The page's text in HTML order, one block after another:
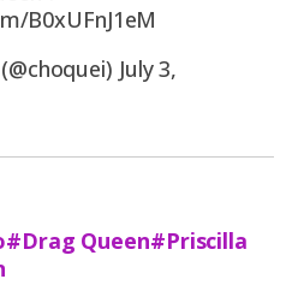
B0xUFnJ1eM
July 3,
#Drag Queen#Priscilla